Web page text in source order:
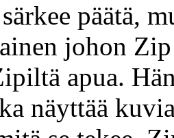
päätä,
johon
apua.
näyttää